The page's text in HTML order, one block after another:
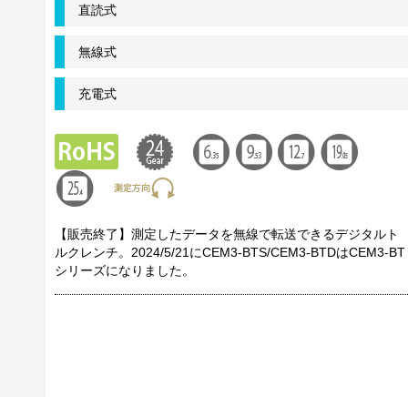
直読式
無線式
充電式
【販売終了】測定したデータを無線で転送できるデジタルト
ルクレンチ。2024/5/21にCEM3-BTS/CEM3-BTDはCEM3-BT
シリーズになりました。